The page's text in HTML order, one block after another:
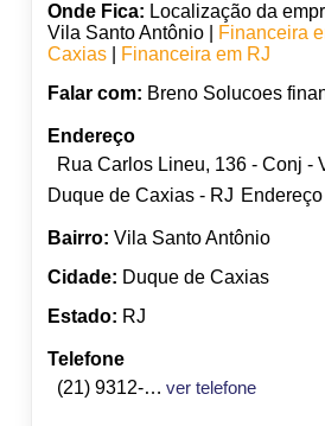
Onde Fica: Localização da
Vila Santo Antônio |
Financeira
Caxias|
Financeira em RJ
Falar com: Breno Solucoes
Endereço
Rua Carlos Lineu, 136 - Conj -
Duque de Caxias - RJ
Bairro: Vila Santo Antônio
Cidade: Duque de Caxias
Estado: RJ
Telefone
(21) 9312-8608
ver telefone